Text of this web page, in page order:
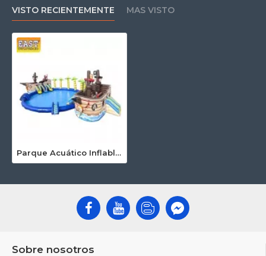
VISTO RECIENTEMENTE MAS VISTO
Parque Acuático Inflable De Pirate Ship
Sobre nosotros